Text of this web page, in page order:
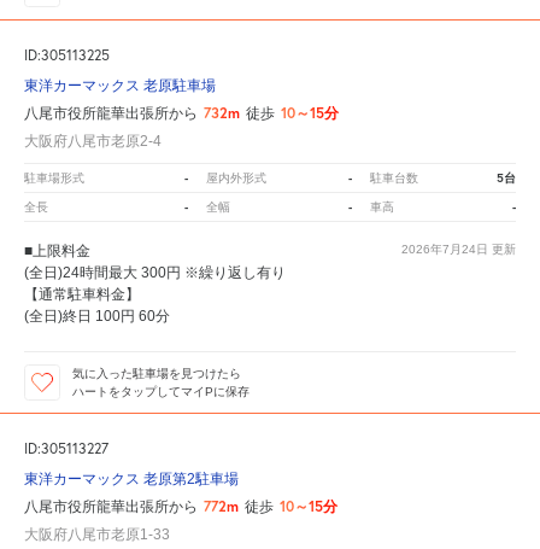
ID:305113225
東洋カーマックス 老原駐車場
八尾市役所龍華出張所から 732m 徒歩 10～15分
大阪府八尾市老原2-4
駐車場形式 - 屋内外形式 - 駐車台数 5台
全長 - 全幅 - 車高 -
2026年7月24日 更新
■上限料金
(全日)24時間最大 300円 ※繰り返し有り
【通常駐車料金】
(全日)終日 100円 60分
気に入った駐車場を見つけたら
ハートをタップしてマイPに保存
ID:305113227
東洋カーマックス 老原第2駐車場
八尾市役所龍華出張所から 772m 徒歩 10～15分
大阪府八尾市老原1-33